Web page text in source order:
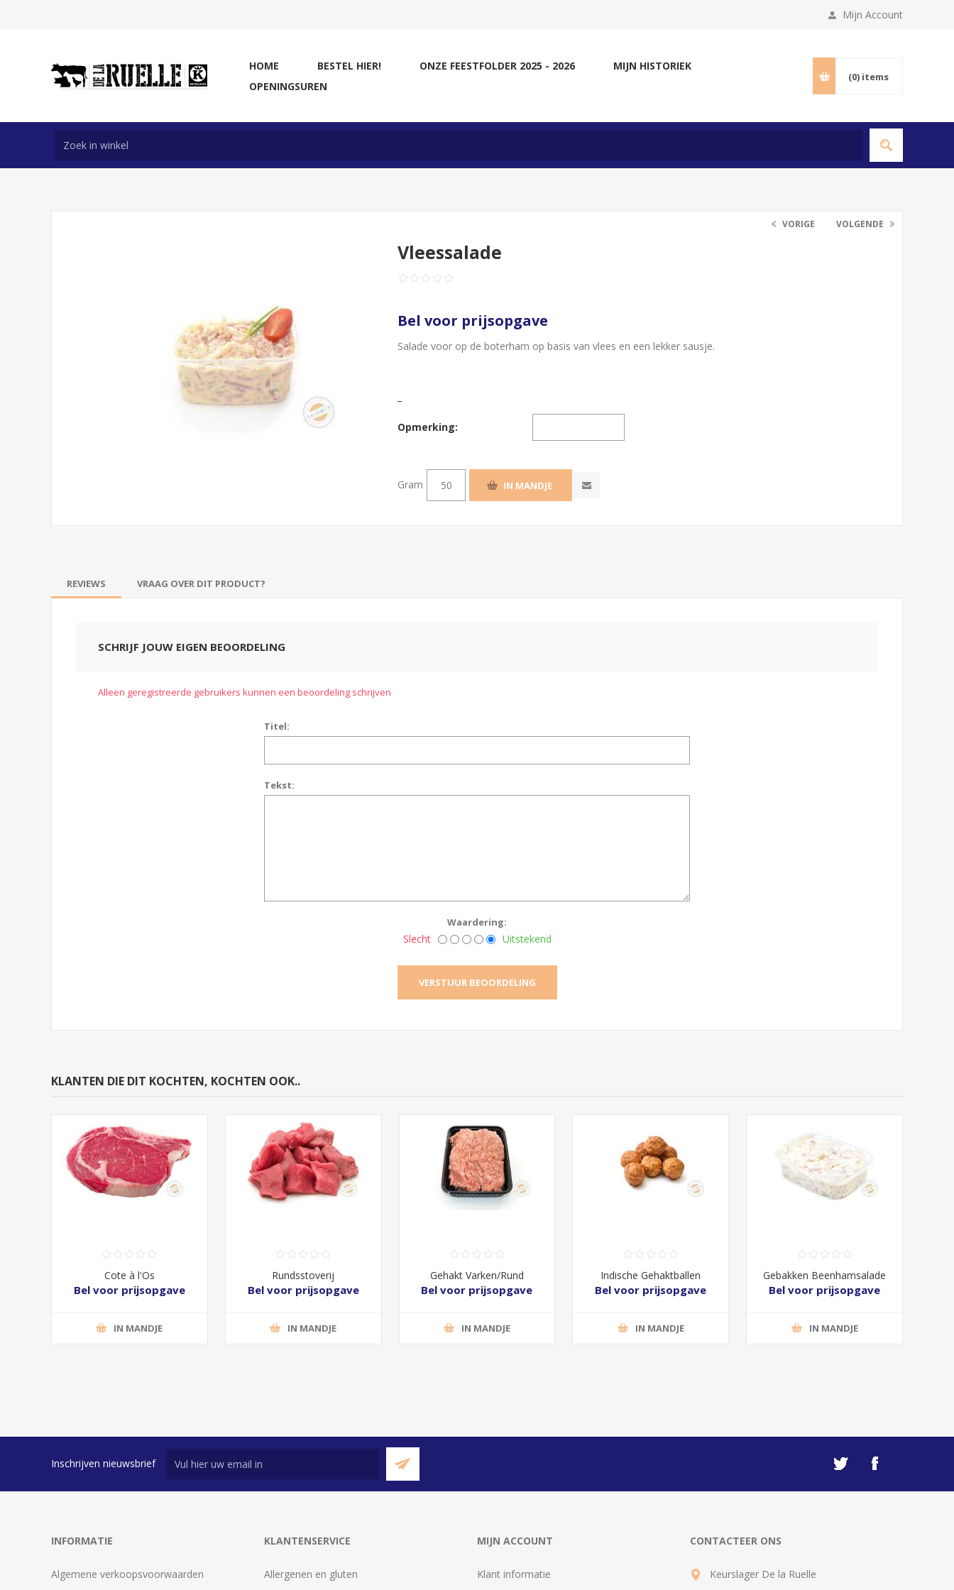
Mijn Account
HOME BESTEL HIER! ONZE FEESTFOLDER 2025 - 2026
MIJN HISTORIEK
OPENINGSUREN
(0) items
VORIGE VOLGENDE
Vleessalade
Bel voor prijsopgave
Salade voor op de boterham op basis van vlees en een lekker sausje.
Opmerking:
Gram
REVIEWS VRAAG OVER DIT PRODUCT?
SCHRIJF JOUW EIGEN BEOORDELING
Alleen geregistreerde gebruikers kunnen een beoordeling schrijven
Titel:
Tekst:
Waardering:
Slecht Uitstekend
KLANTEN DIE DIT KOCHTEN, KOCHTEN OOK..
Cote à l'Os
Bel voor prijsopgave
IN MANDJE
Rundsstoverij
Bel voor prijsopgave
IN MANDJE
Gehakt Varken/Rund
Bel voor prijsopgave
IN MANDJE
Indische Gehaktballen
Bel voor prijsopgave
IN MANDJE
Gebakken Beenhamsalade
Bel voor prijsopgave
IN MANDJE
Inschrijven nieuwsbrief
INFORMATIE
Algemene verkoopsvoorwaarden
KLANTENSERVICE
Allergenen en gluten
MIJN ACCOUNT
Klant informatie
CONTACTEER ONS
Keurslager De la Ruelle